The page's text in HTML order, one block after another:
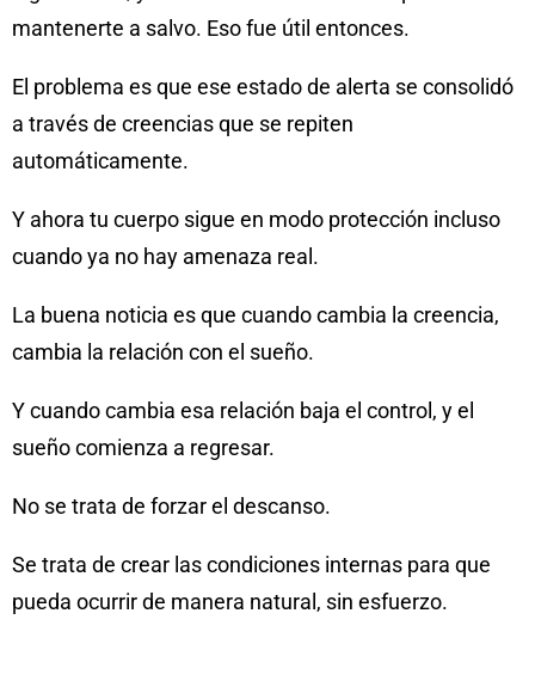
mantenerte a salvo. Eso fue útil entonces.
El problema es que ese estado de alerta se consolidó
a través de creencias que se repiten
automáticamente.
Y ahora tu cuerpo sigue en modo protección incluso
cuando ya no hay amenaza real.
La buena noticia es que cuando cambia la creencia,
cambia la relación con el sueño.
Y cuando cambia esa relación baja el control, y el
sueño comienza a regresar.
No se trata de forzar el descanso.
Se trata de crear las condiciones internas para que
pueda ocurrir de manera natural, sin esfuerzo.